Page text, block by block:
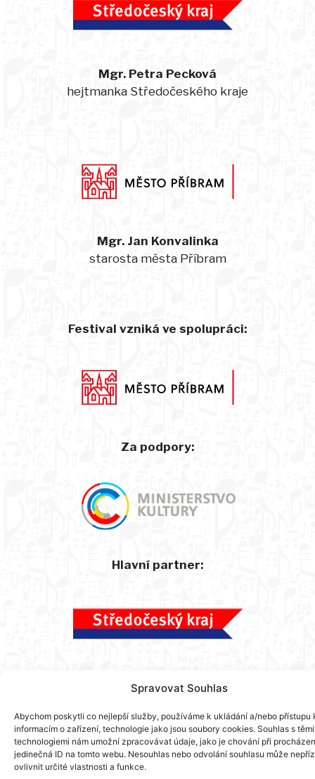
Spravovat Souhlas
Abychom poskytli co nejlepší služby, používáme k ukládání a/nebo přístupu
informacím o zařízení, technologie jako jsou soubory cookies. Souhlas s
technologiemi nám umožní zpracovávat údaje, jako je chování při
jedinečná ID na tomto webu. Nesouhlas nebo odvolání souhlasu může
ovlivnit určité vlastnosti a funkce.
Mgr. Petra Pecková
hejtmanka Středočeského kraje
Mgr. Jan Konvalinka
starosta města Příbram
Festival vzniká ve spolupráci:
Za podpory:
Hlavní partner: